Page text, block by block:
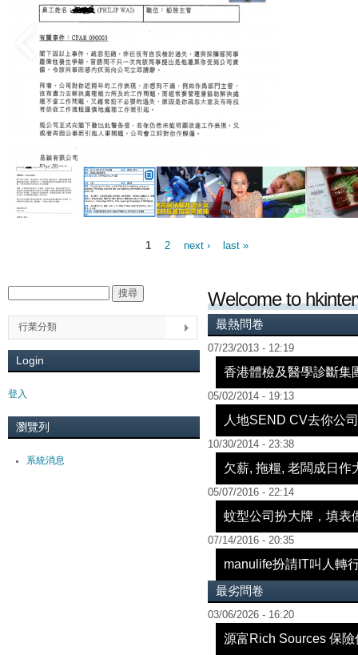
1 2 next › last »
Welcome to
最熱問卷
07/23/2013 - 12:19
香港體檢及醫學診斷集
05/02/2014 - 19:13
人地SEND CV去你公
10/30/2014 - 23:38
欠薪, 拖糧, 老闆成日作
05/07/2016 - 22:14
蚊型公司扮大牌，填表
07/14/2016 - 20:35
manulife扮請IT叫人轉
最劣問卷
03/06/2026 - 16:20
源富Rich Sources 保
行業分類
Login
登入
瀏覽列
系統消息